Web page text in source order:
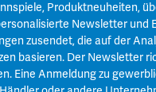
Produktneuheiten,
Newsletter und
zusendet, die auf der
basieren. Der Newsletter
Eine Anmeldung zu